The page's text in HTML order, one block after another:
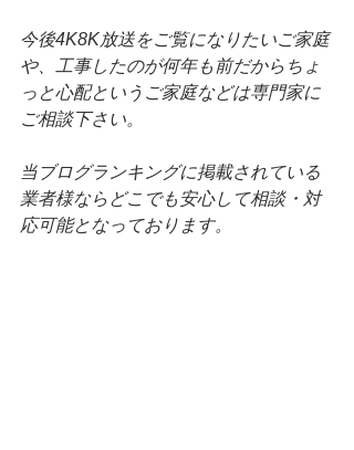
今後4K8K放送をご覧になりたいご家庭
や、工事したのが何年も前だからちょ
っと心配というご家庭などは専門家に
ご相談下さい。
当ブログランキングに掲載されている
業者様ならどこでも安心して相談・対
応可能となっております。